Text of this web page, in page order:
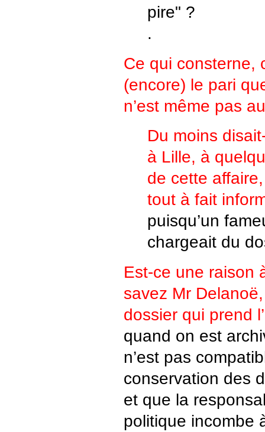
pire" ?
.
Ce qui consterne,
(encore) le pari
n’est même pas
Du moins
à Lille, à
de cette affaire,
tout à fait
puisqu’un
chargeait du
Est-ce une raison
savez Mr
dossier qui prend
quand on est
n’est pas
conservation des
et que la
politique incombe